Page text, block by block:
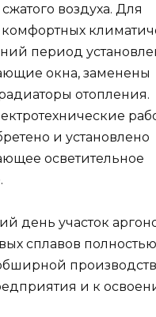
воздуха. Для
период
окна, заменены
отопления.
и установлено
осветительное
день участок
сплавов полностью
и к